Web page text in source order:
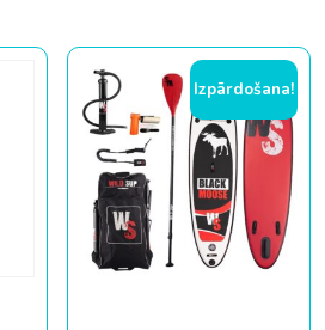
Izpārdošana!